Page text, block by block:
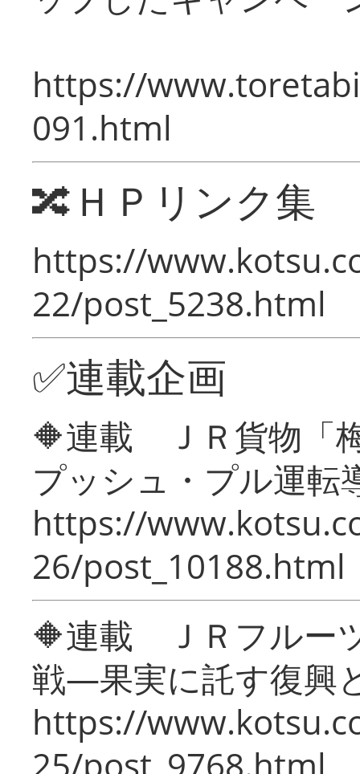
https://
091.html
🔀ＨＰリンク集
https://
22/post_5238.html
✅連載企画
🔶連載 ＪＲ貨物「
プッシュ・プル運転
https://
26/post_10188.html
🔶連載 ＪＲフルー
戦―果実に託す復興
https://